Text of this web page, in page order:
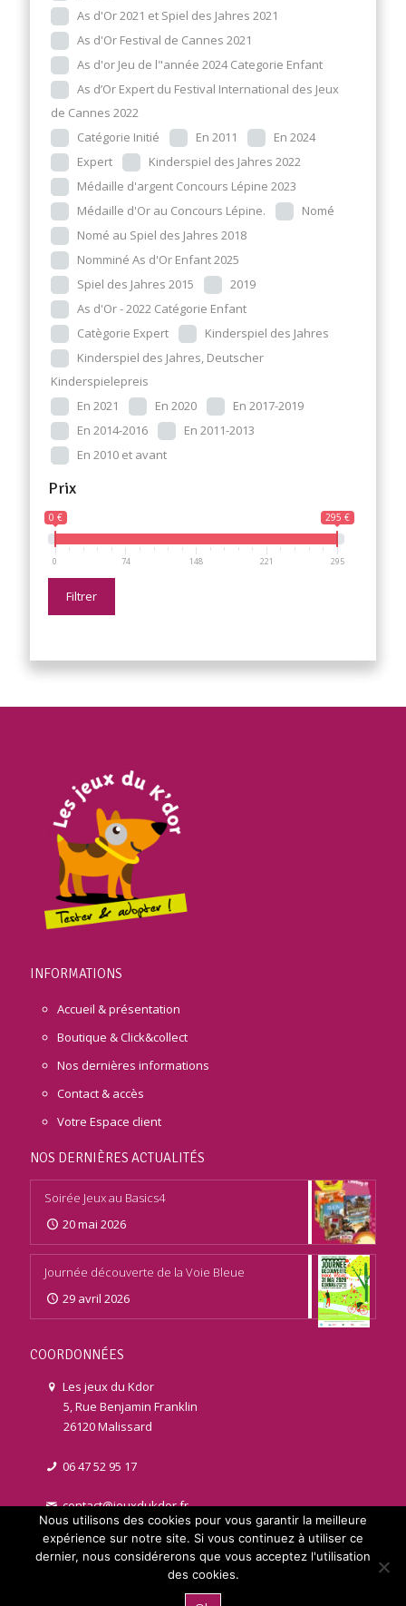
As d'Or 2021 et Spiel des Jahres 2021
As d'Or Festival de Cannes 2021
As d'or Jeu de l"année 2024 Categorie Enfant
As d’Or Expert du Festival International des Jeux
de Cannes 2022
Catégorie Initié
En 2011
En 2024
Expert
Kinderspiel des Jahres 2022
Médaille d'argent Concours Lépine 2023
Médaille d'Or au Concours Lépine.
Nomé
Nomé au Spiel des Jahres 2018
Nomminé As d'Or Enfant 2025
Spiel des Jahres 2015
2019
As d'Or - 2022 Catégorie Enfant
Catègorie Expert
Kinderspiel des Jahres
Kinderspiel des Jahres, Deutscher
Kinderspielepreis
En 2021
En 2020
En 2017-2019
En 2014-2016
En 2011-2013
En 2010 et avant
Prix
0 € 295 €
0 74 148 221 295
Filtrer
INFORMATIONS
Accueil & présentation
Boutique & Click&collect
Nos dernières informations
Contact & accès
Votre Espace client
NOS DERNIÈRES ACTUALITÉS
Soirée Jeux au Basics4
20 mai 2026
Journée découverte de la Voie Bleue
29 avril 2026
COORDONNÉES
Les jeux du Kdor
5, Rue Benjamin Franklin
26120 Malissard
06 47 52 95 17
contact@jeuxdukdor.fr
© 2021 jeuxdukdor.fr | Réalisé parLicom Développement
Nous utilisons des cookies pour vous garantir la meilleure
expérience sur notre site. Si vous continuez à utiliser ce
dernier, nous considérerons que vous acceptez l'utilisation
des cookies.